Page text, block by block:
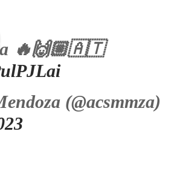
🔥🙌🏼🇦🇹
(@acsmmza)